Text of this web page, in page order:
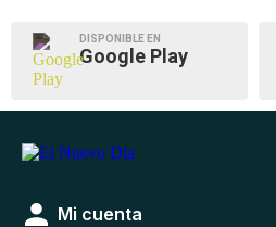
DISPONIBLE EN
Google Play
Mi cuenta